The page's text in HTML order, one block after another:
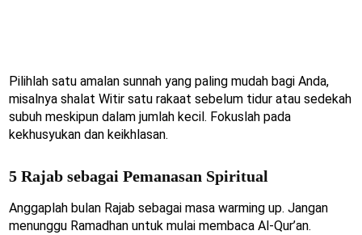
Pilihlah satu amalan sunnah yang paling mudah bagi Anda,
misalnya shalat Witir satu rakaat sebelum tidur atau sedekah
subuh meskipun dalam jumlah kecil. Fokuslah pada
kekhusyukan dan keikhlasan.
5 Rajab sebagai Pemanasan Spiritual
Anggaplah bulan Rajab sebagai masa warming up. Jangan
menunggu Ramadhan untuk mulai membaca Al-Qur’an.